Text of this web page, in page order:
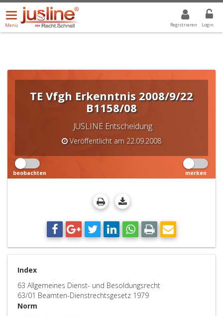
Registrieren Login
Menü
öffnen/schließen
Menü
ALLE DROPDOWN: GEWÄHLTER WERT IST ALLE
TE Vfgh Erkenntnis 2008/9/22
B1158/08
JUSLINE Entscheidung
Veröffentlicht am 22.09.2008
beobachten merken
Index
63 Allgemeines Dienst- und Besoldungsrecht
63/01 Beamten-Dienstrechtsgesetz 1979
Norm